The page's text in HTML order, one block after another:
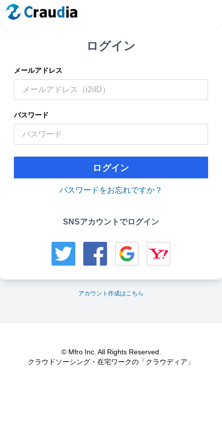
ログイン
メールアドレス
パスワード
ログイン
パスワードをお忘れですか？
SNSアカウントでログイン
アカウント作成はこちら
© Mfro Inc. All Rights Reserved.
クラウドソーシング・在宅ワークの「クラウディア」